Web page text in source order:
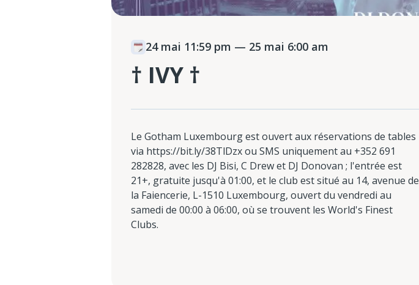
24 mai 11:59 pm — 25 mai 6:00 am
† IVY †
Le Gotham Luxembourg est ouvert aux réservations de tables
via https://bit.ly/38TlDzx ou SMS uniquement au +352 691
282828, avec les DJ Bisi, C Drew et DJ Donovan ; l'entrée est
21+, gratuite jusqu'à 01:00, et le club est situé au 14, avenue de
la Faiencerie, L-1510 Luxembourg, ouvert du vendredi au
samedi de 00:00 à 06:00, où se trouvent les World's Finest
Clubs.